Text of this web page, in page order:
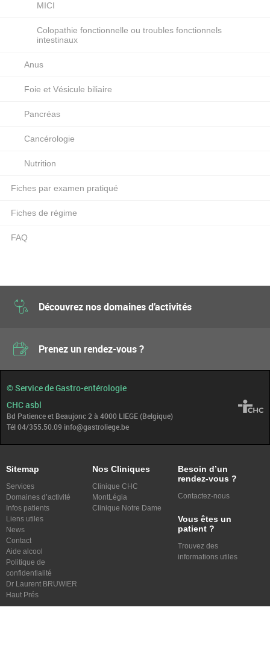
MICI
Colopathie fonctionnelle ou troubles fonctionnels
intestinaux
Anus
Foie et Vésicule biliaire
Pancréas
Cancérologie
Nutrition
Fiches par examen pratiqué
Fiches de régime
FAQ
Découvrez nos domaines d’activités
Prenez un rendez-vous ?
© Service de Gastro-entérologie
CHC asbl
Bd Patience et Beaujonc 2 à 4000 LIEGE (Belgique)
Tél 04/355.50.09 info@gastroliege.be
Sitemap
Services
Domaines d’activité
Infos patients
Liens utiles
News
Contact
Aide alcool
Politique de
confidentialité
Dr Laurent BRUWIER
Haut Prés
Nos Cliniques
Clinique CHC
MontLégia
Clinique Notre Dame
Besoin d’un
rendez-vous ?
Contactez-nous
Vous êtes un
patient ?
Trouvez des
informations utiles